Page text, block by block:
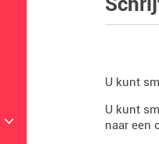
+
U kunt
U kunt
naar een